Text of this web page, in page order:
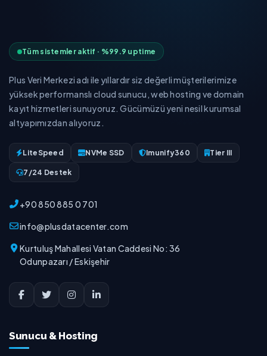
Tüm sistemler aktif · %99.9 uptime
Plus Veri Merkezi adı ile yıllardır siz değerli müşterilerimize
yüksek performanslı cloud sunucu, web hosting ve domain
kayıt hizmetleri sunuyoruz. Gücümüzü yeni nesil kurumsal
altyapımızdan alıyoruz.
LiteSpeed NVMe SSD Imunify360 Tier III
7/24 Destek
+90 850 885 0 701
info@plusdatacenter.com
Kurtuluş Mahallesi Vatan Caddesi No: 36
Odunpazarı / Eskişehir
Sunucu & Hosting